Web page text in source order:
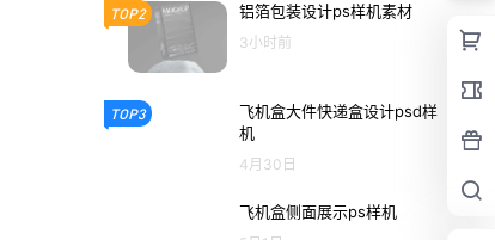
TOP2 铝箔包装设计ps样机素材
3小时前
TOP3
飞机盒大件快递盒设计psd样
机
4月30日
飞机盒侧面展示ps样机